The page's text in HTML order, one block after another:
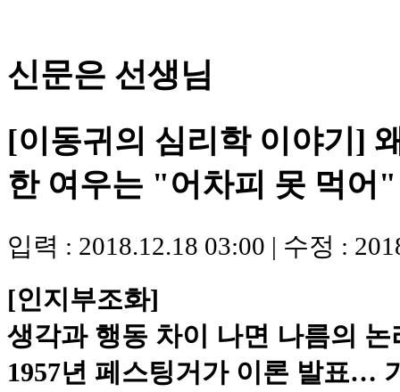
신문은 선생님
[이동귀의 심리학 이야기]
한 여우는 "어차피 못 먹어
입력 : 2018.12.18 03:00 | 수정 :
[인지부조화]
생각과 행동 차이 나면 나름의
1957년 페스팅거가 이론 발표…